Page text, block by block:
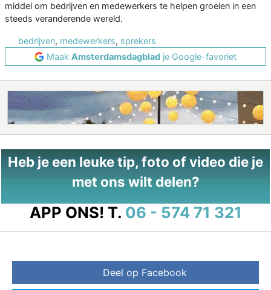
middel om bedrijven en medewerkers te helpen groeien in een
steeds veranderende wereld.
bedrijven, medewerkers, sprekers
Maak Amsterdamsdagblad je Google-favoriet
Heb je een leuke tip, foto of video die je
met ons wilt delen?
APP ONS! T. 06 - 574 71 321
Deel op Facebook